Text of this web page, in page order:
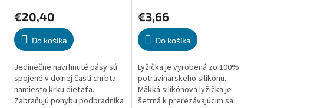
produktu
je
5,0
z
5
hviezdičiek.
€20,40
Do košíka
Jedinečne navrhnuté pásy sú
spojené v dolnej časti chrbta
namiesto krku dieťaťa.
Zabraňujú pohybu podbradníka
produktu
je
5,0
z
5
hviezdičiek.
€3,66
Do košíka
Lyžička je vyrobená zo 100%
potravinárskeho silikónu.
Mäkká silikónová lyžička je
šetrná k prerezávajúcim sa